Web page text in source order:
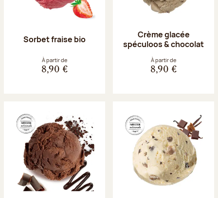
Sorbet fraise bio
À partir de
8,90 €
Crème glacée
spéculoos & chocolat
À partir de
8,90 €